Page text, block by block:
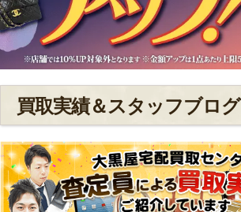
買取実績＆スタッフブログ